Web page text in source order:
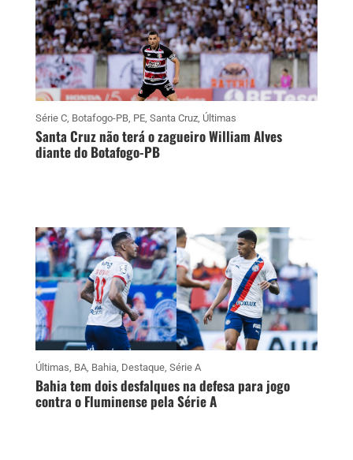
Série C, Botafogo-PB, PE, Santa Cruz, Últimas
Santa Cruz não terá o zagueiro William Alves
diante do Botafogo-PB
Últimas, BA, Bahia, Destaque, Série A
Bahia tem dois desfalques na defesa para jogo
contra o Fluminense pela Série A